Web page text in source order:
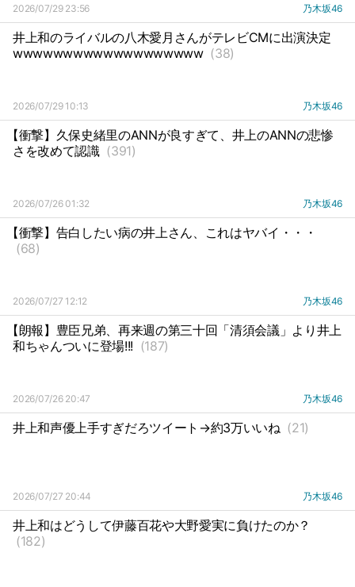
2026/07/29 23:56 乃木坂46
井上和のライバルの八木愛月さんがテレビCMに出演決定
wwwwwwwwwwwwwwwwwww (38)
2026/07/29 10:13 乃木坂46
【衝撃】久保史緒里のANNが良すぎて、井上のANNの悲惨
さを改めて認識 (391)
2026/07/26 01:32 乃木坂46
【衝撃】告白したい病の井上さん、これはヤバイ・・・
(68)
2026/07/27 12:12 乃木坂46
【朗報】豊臣兄弟、再来週の第三十回「清須会議」より井上
和ちゃんついに登場!!! (187)
2026/07/26 20:47 乃木坂46
井上和声優上手すぎだろツイート→約3万いいね (21)
2026/07/27 20:44 乃木坂46
井上和はどうして伊藤百花や大野愛実に負けたのか？
(182)